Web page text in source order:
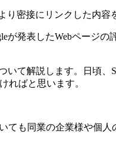
密接にリンクした内容
が発表したWebページ
て解説します。日頃
ればと思います。
も同業の企業様や個